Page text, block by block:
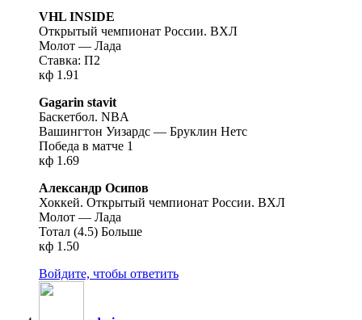
VHL INSIDE
Открытый чемпионат России. ВХЛ
Молот — Лада
Ставка: П2
кф 1.91
Gagarin stavit
Баскетбол. NBA
Вашингтон Уизардс — Бруклин Нетс
Победа в матче 1
кф 1.69
Александр Осипов
Хоккей. Открытый чемпионат России. ВХЛ
Молот — Лада
Тотал (4.5) Больше
кф 1.50
Войдите, чтобы ответить